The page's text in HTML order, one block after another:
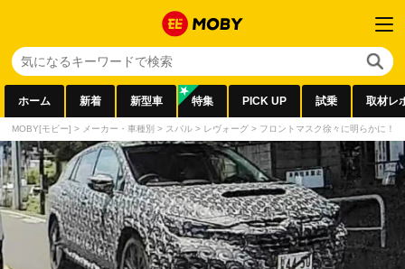
ホーム 新着 新型車 特集 PICK UP 試乗 取材レ
MOBY[モビー] > メーカー・車種別 > スバル > レヴォーグ > フロントマスク徐々に明らかに！